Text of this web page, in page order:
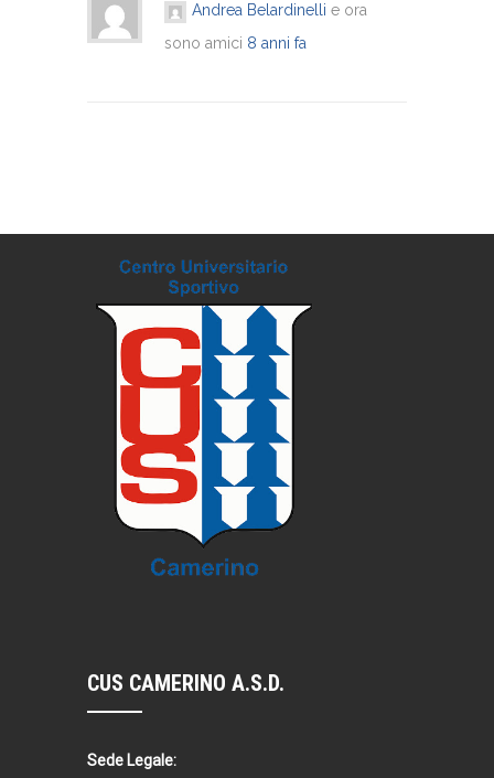
Andrea Belardinelli e ora
sono amici 8 anni fa
CUS CAMERINO A.S.D.
Sede Legale: